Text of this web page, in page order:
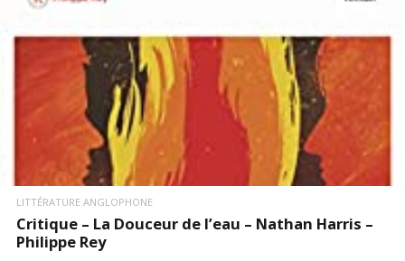
LITTÉRATURE ANGLOPHONE
Critique – La Douceur de l’eau – Nathan Harris –
Philippe Rey